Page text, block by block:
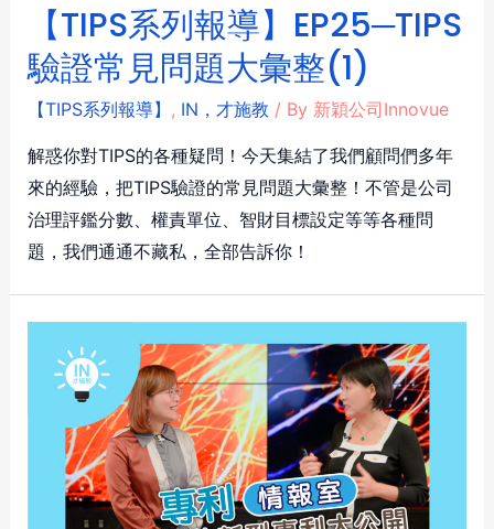
【TIPS系列報導】EP25─TIPS
驗證常見問題大彙整(1)
【TIPS系列報導】 , IN，才施教 / By 新穎公司Innovue
解惑你對TIPS的各種疑問！今天集結了我們顧問們多年
來的經驗，把TIPS驗證的常見問題大彙整！不管是公司
治理評鑑分數、權責單位、智財目標設定等等各種問
題，我們通通不藏私，全部告訴你！